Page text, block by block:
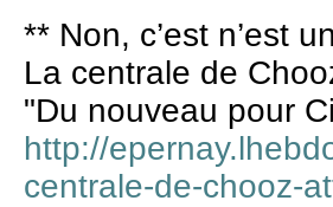
** Non, c’est n’est
La centrale de
"Du nouveau pour
http://
centrale-de-chooz-